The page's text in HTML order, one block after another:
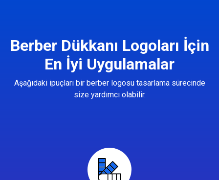
Berber Dükkanı Logoları İçin
En İyi Uygulamalar
Aşağıdaki ipuçları bir berber logosu tasarlama sürecinde
size yardımcı olabilir.